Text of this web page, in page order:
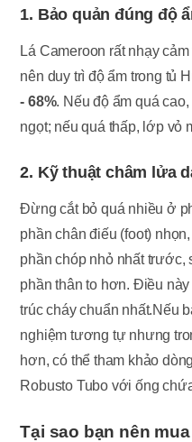
1. Bảo quản đúng độ
Lá Cameroon rất nhạy
nên duy trì độ ẩm trong tủ
- 68%. Nếu độ ẩm quá
ngọt; nếu quá thấp, lớp vỏ
2. Kỹ thuật châm lửa
Đừng cắt bỏ quá nhiều ở
phần chân điếu (foot)
phần chóp nhỏ nhất trước,
phần thân to hơn. Điều
trúc cháy chuẩn nhất.Nếu
nghiệm tương tự nhưng
hơn, có thể tham khảo
Robusto Tubo với ống
Tại sao bạn nên